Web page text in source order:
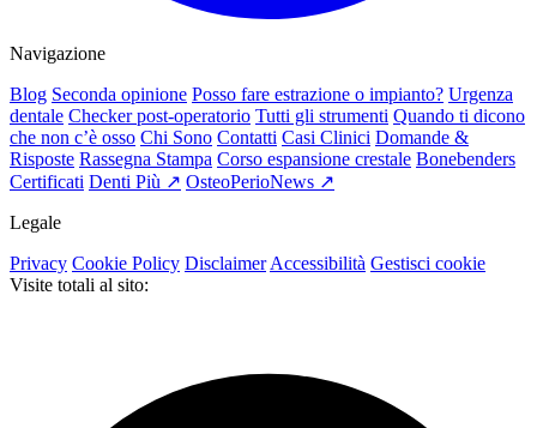
Navigazione
Blog Seconda opinione Posso fare estrazione o impianto? Urgenza
dentale Checker post-operatorio Tutti gli strumenti Quando ti dicono
che non c’è osso Chi Sono Contatti Casi Clinici Domande &
Risposte Rassegna Stampa Corso espansione crestale Bonebenders
Certificati Denti Più ↗ OsteoPerioNews ↗
Legale
Privacy Cookie Policy Disclaimer Accessibilità Gestisci cookie
Visite totali al sito: